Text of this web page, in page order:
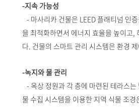
-지속 가능성
- 마사리카 건물은 LEED 플래티넘 인
을 최적화하면서 에너지 효율을 높이고,
다. 건물의 스마트 관리 시스템은 환경
-녹지와 물 관리
- 옥상 정원과 각 층에 마련된 테라스
물 수집 시스템을 이용한 지역 식물 조